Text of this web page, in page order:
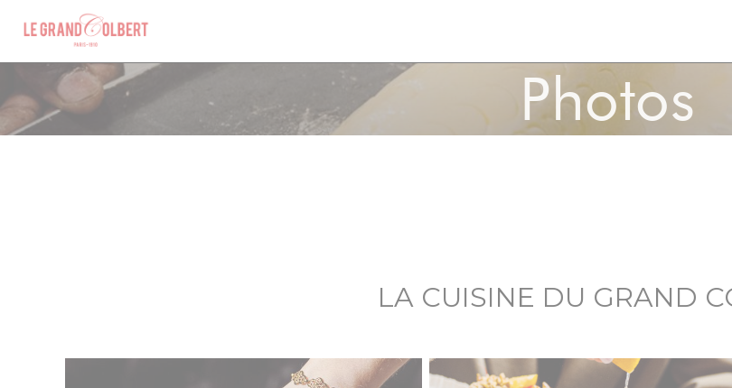
Personnalisation de vos choix en matière de cookies
Photos
LA CUISINE DU GRAND